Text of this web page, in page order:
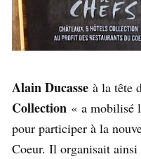
Alain Ducasse à la tête
Collection « a mobilisé
pour participer à la
Coeur. Il organisait